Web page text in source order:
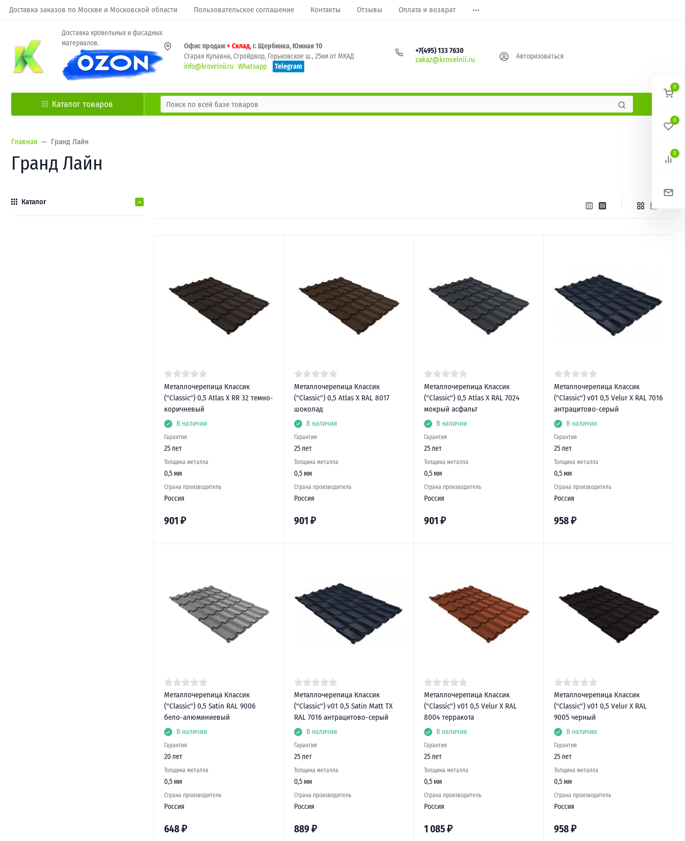
Доставка заказов по Москве и Московской области Пользовательское соглашение Контакты Отзывы Оплата и возврат
Доставка кровельных и фасадных
материалов.
Офис продаж+ Склад, г. Щербинка, Южная 10
Старая Купавна, Стройдвор, Горьковское ш., 25км от МКАД
info@krovelnii.ru Whatsapp Telegram
+7(495) 133 7630
zakaz@krovelnii.ru Авторизоваться
Каталог товаров
Главная Гранд Лайн
Гранд Лайн
Каталог
Металлочерепица Классик
("Classic") 0,5 Atlas X RR 32 темно-
коричневый
В наличии
Гарантия
25 лет
Толщина металла
0,5 мм
Страна производитель
Россия
901 ₽
Металлочерепица Классик
("Classic") 0,5 Atlas X RAL 8017
шоколад
В наличии
Гарантия
25 лет
Толщина металла
0,5 мм
Страна производитель
Россия
901 ₽
Металлочерепица Классик
("Classic") 0,5 Atlas X RAL 7024
мокрый асфальт
В наличии
Гарантия
25 лет
Толщина металла
0,5 мм
Страна производитель
Россия
901 ₽
Металлочерепица Классик
("Classic") v01 0,5 Velur X RAL 7016
антрацитово-серый
В наличии
Гарантия
25 лет
Толщина металла
0,5 мм
Страна производитель
Россия
958₽
Металлочерепица Классик
("Classic") 0,5 Satin RAL 9006
бело-алюминиевый
В наличии
Гарантия
20 лет
Толщина металла
0,5 мм
Страна производитель
Россия
648₽
Металлочерепица Классик
("Classic") v01 0,5 Satin Matt TX
RAL 7016 антрацитово-серый
В наличии
Гарантия
25 лет
Толщина металла
0,5 мм
Страна производитель
Россия
889₽
Металлочерепица Классик
("Classic") v01 0,5 Velur X RAL
8004 терракота
В наличии
Гарантия
25 лет
Толщина металла
0,5 мм
Страна производитель
Россия
1 085₽
Металлочерепица Классик
("Classic") v01 0,5 Velur X RAL
9005 черный
В наличии
Гарантия
25 лет
Толщина металла
0,5 мм
Страна производитель
Россия
958₽
0
0
0